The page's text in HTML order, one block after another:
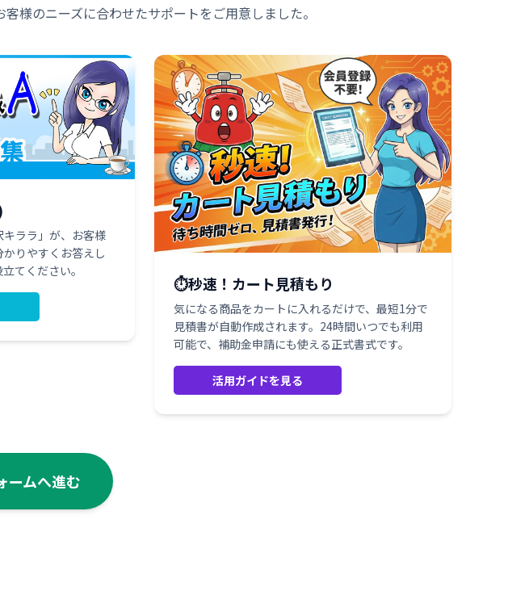
様のニーズに合わせたサポートをご用意しました。
ララ」が、お客様
りやすくお答えし
てください。
⏱️秒速！カート見積もり
気になる商品をカートに入れるだけで、最短1分で
見積書が自動作成されます。24時間いつでも利用
可能で、補助金申請にも使える正式書式です。
活用ガイドを見る
ームへ進む